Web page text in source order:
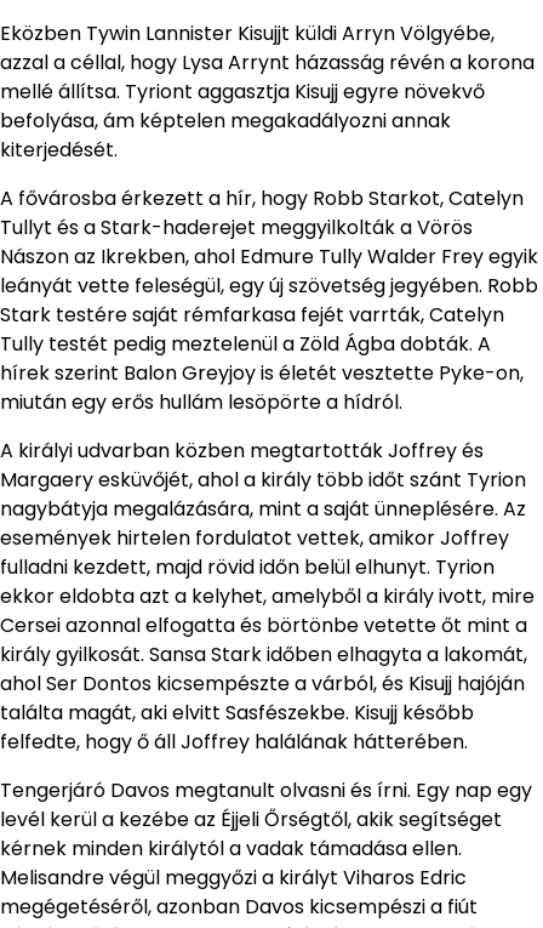
Eközben Tywin Lannister Kisujjt küldi Arryn Völgyébe,
azzal a céllal, hogy Lysa Arrynt házasság révén a korona
mellé állítsa. Tyriont aggasztja Kisujj egyre növekvő
befolyása, ám képtelen megakadályozni annak
kiterjedését.
A fővárosba érkezett a hír, hogy Robb Starkot, Catelyn
Tullyt és a Stark-haderejet meggyilkolták a Vörös
Nászon az Ikrekben, ahol Edmure Tully Walder Frey egyik
leányát vette feleségül, egy új szövetség jegyében. Robb
Stark testére saját rémfarkasa fejét varrták, Catelyn
Tully testét pedig meztelenül a Zöld Ágba dobták. A
hírek szerint Balon Greyjoy is életét vesztette Pyke-on,
miután egy erős hullám lesöpörte a hídról.
A királyi udvarban közben megtartották Joffrey és
Margaery esküvőjét, ahol a király több időt szánt Tyrion
nagybátyja megalázására, mint a saját ünneplésére. Az
események hirtelen fordulatot vettek, amikor Joffrey
fulladni kezdett, majd rövid időn belül elhunyt. Tyrion
ekkor eldobta azt a kelyhet, amelyből a király ivott, mire
Cersei azonnal elfogatta és börtönbe vetette őt mint a
király gyilkosát. Sansa Stark időben elhagyta a lakomát,
ahol Ser Dontos kicsempészte a várból, és Kisujj hajóján
találta magát, aki elvitt Sasfészekbe. Kisujj később
felfedte, hogy ő áll Joffrey halálának hátterében.
Tengerjáró Davos megtanult olvasni és írni. Egy nap egy
levél kerül a kezébe az Éjjeli Őrségtől, akik segítséget
kérnek minden királytól a vadak támadása ellen.
Melisandre végül meggyőzi a királyt Viharos Edric
megégetéséről, azonban Davos kicsempészi a fiút